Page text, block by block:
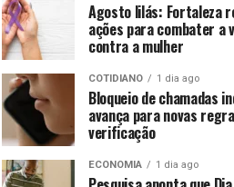
Agosto lilás: Fortaleza
ações para combater a
contra a mulher
COTIDIANO 1 dia ago
Bloqueio de chamadas
avança para novas
verificação
ECONOMIA 1 dia ago